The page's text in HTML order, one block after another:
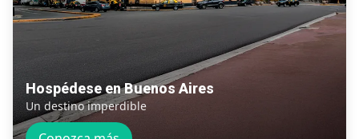
Hospédese en Buenos Aires
Un destino imperdible